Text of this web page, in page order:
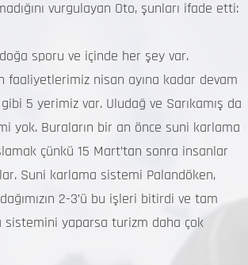
vurgulayan Oto, şunları ifade etti:
sporu ve içinde her şey var.
faaliyetlerimiz nisan ayına kadar devam
5 yerimiz var. Uludağ ve Sarıkamış da
yok. Buraların bir an önce suni karlama
çünkü 15 Mart’tan sonra insanlar
Suni karlama sistemi Palandöken,
2-3’ü bu işleri bitirdi ve tam
sistemini yaparsa turizm daha çok